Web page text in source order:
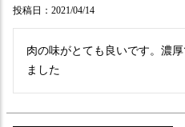
投稿日 2021/04/14
肉の味がとても良いです。濃
ました